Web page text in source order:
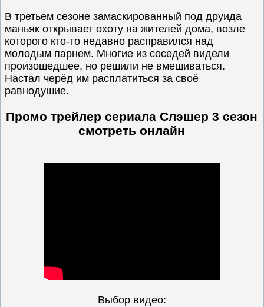
В третьем сезоне замаскированный под друида
маньяк открывает охоту на жителей дома, возле
которого кто-то недавно расправился над
молодым парнем. Многие из соседей видели
произошедшее, но решили не вмешиваться.
Настал черёд им расплатиться за своё
равнодушие.
Промо трейлер сериала Слэшер 3 сезон
смотреть онлайн
Выбор видео: